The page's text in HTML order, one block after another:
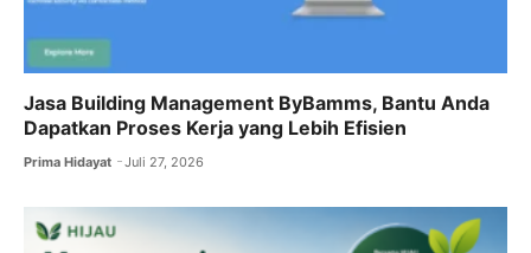
Jasa Building Management ByBamms, Bantu Anda
Dapatkan Proses Kerja yang Lebih Efisien
Prima Hidayat Juli 27, 2026